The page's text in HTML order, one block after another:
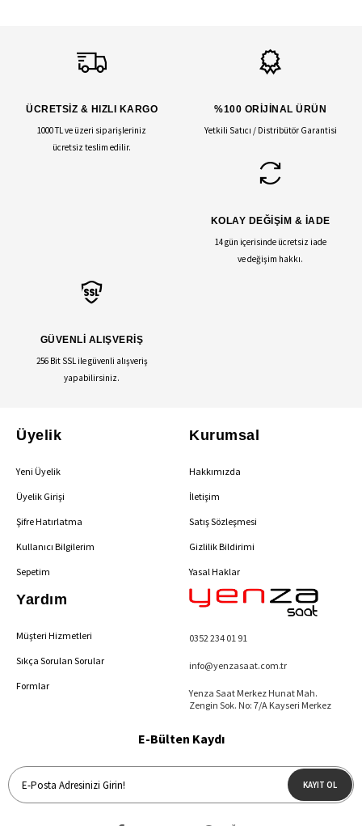
ÜCRETSİZ & HIZLI KARGO
1000 TL ve üzeri siparişleriniz
ücretsiz teslim edilir.
%100 ORİJİNAL ÜRÜN
Yetkili Satıcı / Distribütör Garantisi
KOLAY DEĞİŞİM & İADE
14 gün içerisinde ücretsiz iade
ve değişim hakkı.
GÜVENLİ ALIŞVERİŞ
256 Bit SSL ile güvenli alışveriş
yapabilirsiniz.
Üyelik
Yeni Üyelik
Üyelik Girişi
Şifre Hatırlatma
Kullanıcı Bilgilerim
Sepetim
Kurumsal
Hakkımızda
İletişim
Satış Sözleşmesi
Gizlilik Bildirimi
Yasal Haklar
Yardım
Müşteri Hizmetleri
Sıkça Sorulan Sorular
Formlar
0352 234 01 91
info@yenzasaat.com.tr
Yenza Saat Merkez Hunat Mah.
Zengin Sok. No: 7/A Kayseri Merkez
E-Bülten Kaydı
KAYIT OL